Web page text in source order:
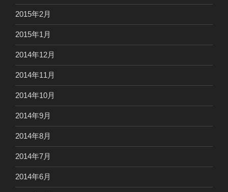
2015年2月
2015年1月
2014年12月
2014年11月
2014年10月
2014年9月
2014年8月
2014年7月
2014年6月